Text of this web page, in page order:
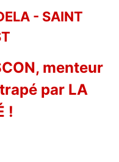
- SAINT
menteur
par LA
!